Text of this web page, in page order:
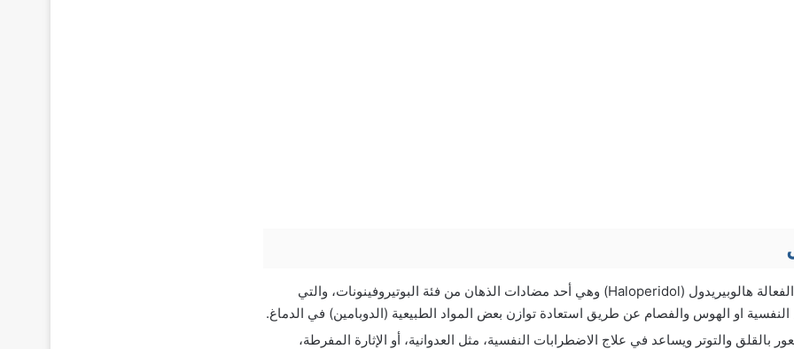
يحتوي على المادة الفعالة هالوبيريدول (Haloperidol) وهي أحد مضادات الذهان من فئة البوتيروفينونات، والتي
او الهوس والفصام عن طريق استعادة توازن بعض المواد الطبيعية (الدوبامين) في الدماغ.
بالقلق والتوتر ويساعد في علاج الاضطرابات النفسية، مثل العدوانية، أو الإثارة المفرطة،